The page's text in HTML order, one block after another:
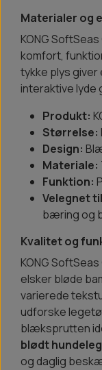
Materialer og
KONG
komfort,
tykke plys giver
interaktive
Produkt:
Størrelse:
Design:
Materiale:
Funktion:
Velegnet
bæring og
Kvalitet og
KONG
elsker bløde
varierede
udforske
blæksprutten
blødt
og daglig